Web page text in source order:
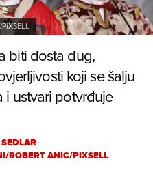
biti dosta dug,
koji se šalju
ustvari potvrđuje
ROBERT ANIC/PIXSELL